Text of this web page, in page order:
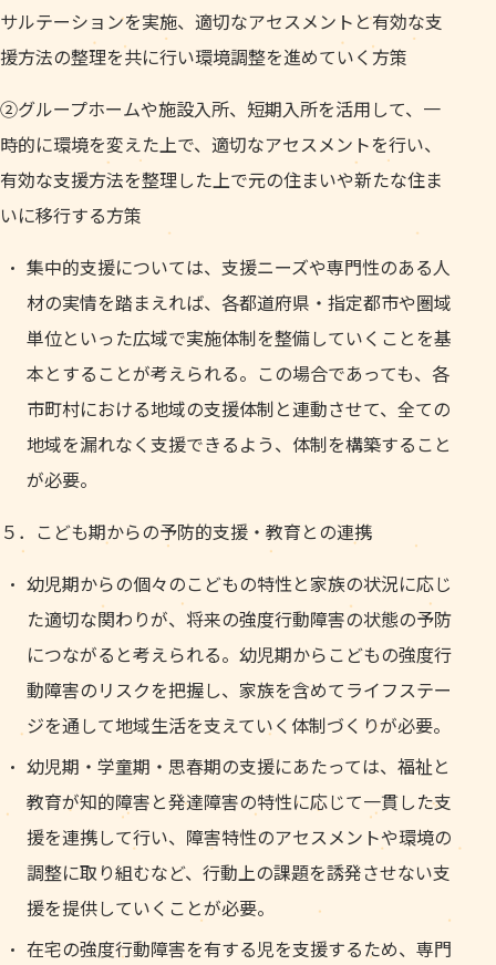
サルテーションを実施、適切なアセスメントと有効な支
援方法の整理を共に行い環境調整を進めていく方策
②グループホームや施設入所、短期入所を活用して、一
時的に環境を変えた上で、適切なアセスメントを行い、
有効な支援方法を整理した上で元の住まいや新たな住ま
いに移行する方策
集中的支援については、支援ニーズや専門性のある人
材の実情を踏まえれば、各都道府県・指定都市や圏域
単位といった広域で実施体制を整備していくことを基
本とすることが考えられる。この場合であっても、各
市町村における地域の支援体制と連動させて、全ての
地域を漏れなく支援できるよう、体制を構築すること
が必要。
５．こども期からの予防的支援・教育との連携
幼児期からの個々のこどもの特性と家族の状況に応じ
た適切な関わりが、将来の強度行動障害の状態の予防
につながると考えられる。幼児期からこどもの強度行
動障害のリスクを把握し、家族を含めてライフステー
ジを通して地域生活を支えていく体制づくりが必要。
幼児期・学童期・思春期の支援にあたっては、福祉と
教育が知的障害と発達障害の特性に応じて一貫した支
援を連携して行い、障害特性のアセスメントや環境の
調整に取り組むなど、行動上の課題を誘発させない支
援を提供していくことが必要。
在宅の強度行動障害を有する児を支援するため、専門